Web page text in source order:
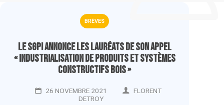
BRÈVES
Le SGPI annonce les lauréats de son appel
« Industrialisation de produits et systèmes
constructifs bois »
26 NOVEMBRE 2021
FLORENT
DETROY